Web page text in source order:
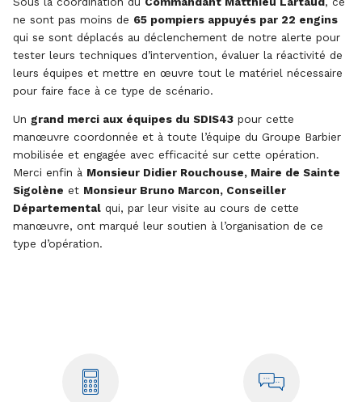
ne sont pas moins de 65 pompiers appuyés par 22 engins
qui se sont déplacés au déclenchement de notre alerte pour
tester leurs techniques d’intervention, évaluer la réactivité de
leurs équipes et mettre en œuvre tout le matériel nécessaire
pour faire face à ce type de scénario.
Un grand merci aux équipes du SDIS43 pour cette
manœuvre coordonnée et à toute l’équipe du Groupe Barbier
mobilisée et engagée avec efficacité sur cette opération.
Merci enfin à Monsieur Didier Rouchouse, Maire de Sainte
Sigolène et Monsieur Bruno Marcon, Conseiller
Départemental qui, par leur visite au cours de cette
manœuvre, ont marqué leur soutien à l’organisation de ce
type d’opération.